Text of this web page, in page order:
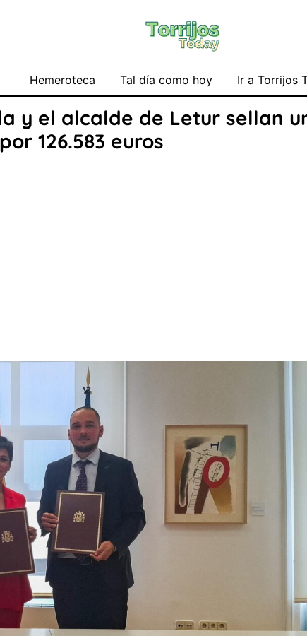
Hemeroteca Tal día como hoy Ir a Torrijos
y el alcalde de Letur sellan
126.583 euros